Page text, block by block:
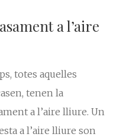
a l’aire
totes aquelles
tenen la
a l’aire lliure. Un
a l’aire lliure son